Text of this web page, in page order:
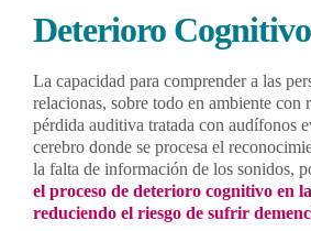
Deterioro Cognitivo
La capacidad para comprender a las
relacionas, sobre todo en ambiente con
pérdida auditiva tratada con audífonos
cerebro donde se procesa el
la falta de información de los sonidos,
el proceso de deterioro cognitivo en
reduciendo el riesgo de sufrir